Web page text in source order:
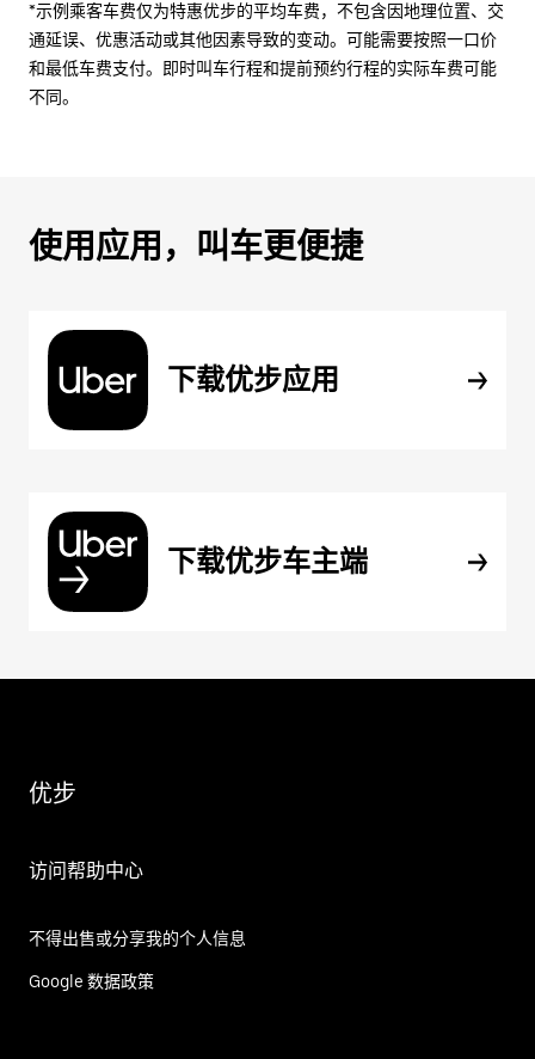
*示例乘客车费仅为特惠优步的平均车费，不包含因地理位置、交
通延误、优惠活动或其他因素导致的变动。可能需要按照一口价
和最低车费支付。即时叫车行程和提前预约行程的实际车费可能
不同。
使用应用，叫车更便捷
下载优步应用
下载优步车主端
优步
访问帮助中心
不得出售或分享我的个人信息
Google 数据政策